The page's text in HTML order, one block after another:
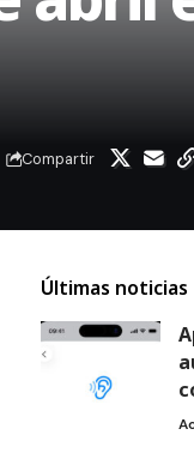
Compartir
Últimas noticias